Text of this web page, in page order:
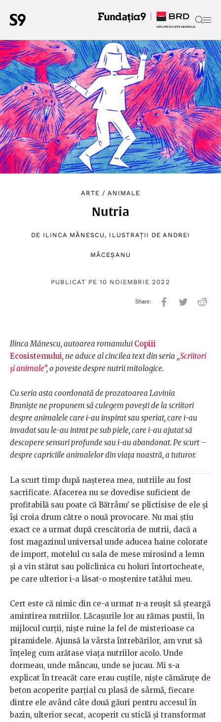
ARTE / ANIMALE
Nutria
DE ILINCA MĂNESCU , ILUSTRAȚII DEANDREI
MĂCEȘANU
PUBLICAT PE 10 NOIEMBRIE 2022
Ilinca Mănescu, autoarea romanului Copiii
Ecosistemului, ne aduce al cincilea text din seria „Scriitori
și animale”, o poveste despre nutrii mitologice.
Cu seria asta coordonată de prozatoarea Lavinia
Braniște ne propunem să culegem povești de la scriitori
despre animalele care i-au inspirat sau speriat, care i-au
invadat sau le-au intrat pe sub piele, care i-au ajutat să
descopere sensuri profunde sau i-au abandonat. Pe scurt –
despre capriciile animalelor din viața noastră, a tuturor.
La scurt timp după nașterea mea, nutriile au fost
sacrificate. Afacerea nu se dovedise suficient de
profitabilă sau poate că Bătrânu’ se plictisise de ele și
își croia drum către o nouă provocare. Nu mai știu
exact ce a urmat după crescătoria de nutrii, dacă a
fost magazinul universal unde aducea haine colorate
de import, motelul cu sala de mese mirosind a lemn
și a vin stătut sau policlinica cu holuri întortocheate,
pe care ulterior i-a lăsat-o moștenire tatălui meu.
Cert este că nimic din ce-a urmat n-a reușit să șteargă
amintirea nutriilor. Lăcașurile lor au rămas pustii, în
mijlocul curții, niște ruine la fel de misterioase ca
piramidele. Ajunsă la vârsta întrebărilor, am vrut să
înțeleg cum arătase viața nutriilor acolo. Unde
dormeau, unde mâncau, unde se jucau. Mi s-a
explicat în treacăt care erau cuștile, niște cămăruțe de
beton acoperite parțial cu plasă de sârmă, fiecare
dintre ele având câte două găuri pentru accesul în
bazin, ulterior secat, acoperit cu sticlă și transformat